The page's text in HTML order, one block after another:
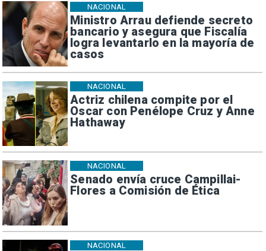
Ministro Arrau defiende secreto
bancario y asegura que Fiscalía
logra levantarlo en la mayoría de
casos
NACIONAL
Actriz chilena compite por el
Oscar con Penélope Cruz y Anne
Hathaway
NACIONAL
Senado envía cruce Campillai-
Flores a Comisión de Ética
NACIONAL
NACIONAL